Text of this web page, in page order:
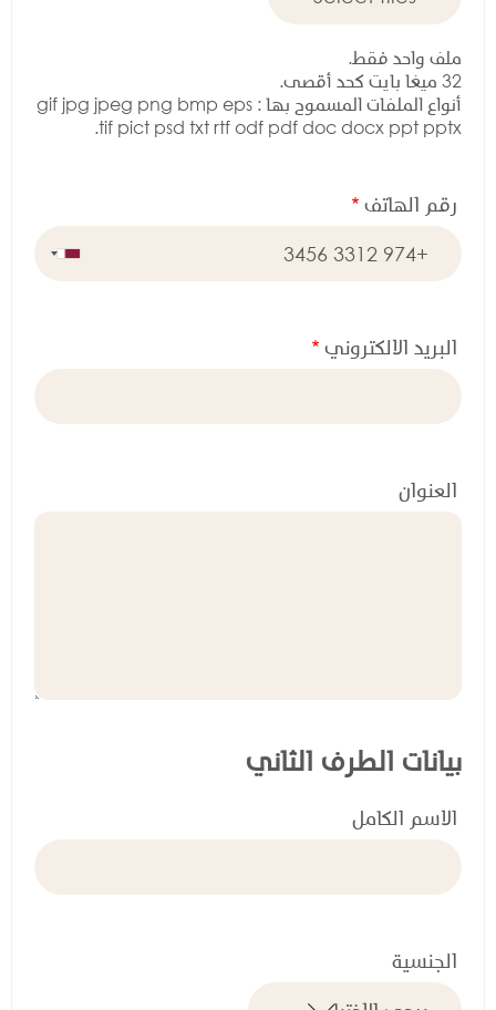
ل
ش
خ
ص
ي
ملف واحد فقط.
32 ميغا بايت كحد أقصى.
أنواع الملفات المسموح بها : gif jpg jpeg png bmp eps
tif pict psd txt rtf odf pdf doc docx ppt pptx.
رقم الهاتف
البريد الالكتروني
العنوان
بيانات الطرف الثاني
الاسم الكامل
الجنسية